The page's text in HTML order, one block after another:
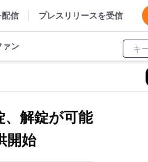
配信 プレスリリースを受信
ァン
解錠が可能
開始